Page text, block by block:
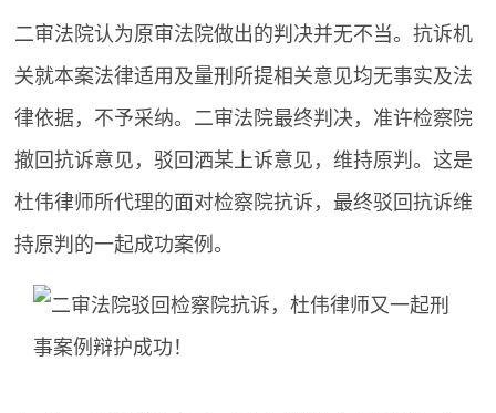
二审法院认为原审法院做出的判决并无不当。抗诉机
关就本案法律适用及量刑所提相关意见均无事实及法
律依据，不予采纳。二审法院最终判决，准许检察院
撤回抗诉意见，驳回洒某上诉意见，维持原判。这是
杜伟律师所代理的面对检察院抗诉，最终驳回抗诉维
持原判的一起成功案例。